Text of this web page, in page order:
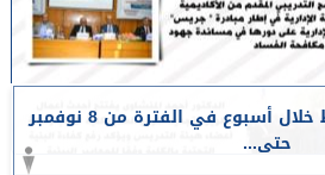
أبرز أخبار جامعة أسيوط خلال أسبوع في الفترة من 8 نوفمبر
حتى...